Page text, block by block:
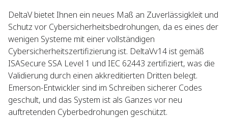
DeltaV bietet Ihnen ein neues Maß an Zuverlässigkleit und
Schutz vor Cybersicherheitsbedrohungen, da es eines der
wenigen Systeme mit einer vollständigen
Cybersicherheitszertifizierung ist. DeltaVv14 ist gemäß
ISASecure SSA Level 1 und IEC 62443 zertifiziert, was die
Validierung durch einen akkreditierten Dritten belegt.
Emerson-Entwickler sind im Schreiben sicherer Codes
geschult, und das System ist als Ganzes vor neu
auftretenden Cyberbedrohungen geschützt.